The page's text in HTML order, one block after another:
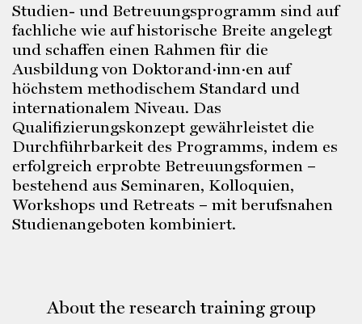
Studien- und Betreuungsprogramm sind auf
fachliche wie auf historische Breite angelegt
und schaffen einen Rahmen für die
Ausbildung von Doktorand·inn·en auf
höchstem methodischem Standard und
internationalem Niveau. Das
Qualifizierungskonzept gewährleistet die
Durchführbarkeit des Programms, indem es
erfolgreich erprobte Betreuungsformen –
bestehend aus Seminaren, Kolloquien,
Workshops und Retreats – mit berufsnahen
Studienangeboten kombiniert.
About the research training group